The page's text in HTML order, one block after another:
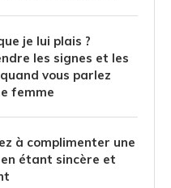
je lui plais ?
les signes et les
vous parlez
femme
à complimenter une
étant sincère et